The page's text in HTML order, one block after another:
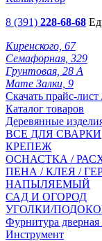
8 (391) 228-68-68
Киренского, 67
Семафорная, 329
Грунтовая, 28 А
Мате Залки, 9
Скачать прайс-лист
Каталог товаров
Деревянные
ВСЕ ДЛЯ СВАРКИ
КРЕПЕЖ
ОСНАСТКА /
ПЕНА / КЛЕЯ /
НАПЫЛЯЕМЫЙ
САД И ОГОРОД
УГОЛКИ/
Фурнитура дверная
Инструмент